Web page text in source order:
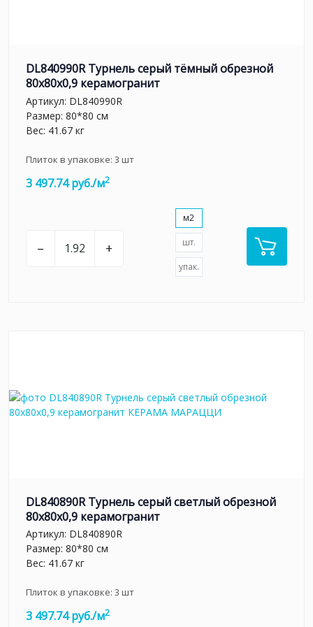
DL840990R Турнель серый тёмный обрезной
80x80x0,9 керамогранит
Артикул: DL840990R
Размер: 80*80 см
Вес: 41.67 кг
Плиток в упаковке: 3 шт
3 497.74 руб./м2
– +
м2
шт.
упак.
DL840890R Турнель серый светлый обрезной
80x80x0,9 керамогранит
Артикул: DL840890R
Размер: 80*80 см
Вес: 41.67 кг
Плиток в упаковке: 3 шт
3 497.74 руб./м2